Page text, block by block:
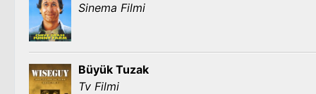
Sinema Filmi
Büyük Tuzak
Tv Filmi